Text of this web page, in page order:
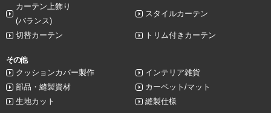
カーテン上飾り
(バランス)
スタイルカーテン
切替カーテン トリム付きカーテン
その他
クッションカバー製作
インテリア雑貨
部品・縫製資材
カーペット/マット
生地カット
縫製仕様